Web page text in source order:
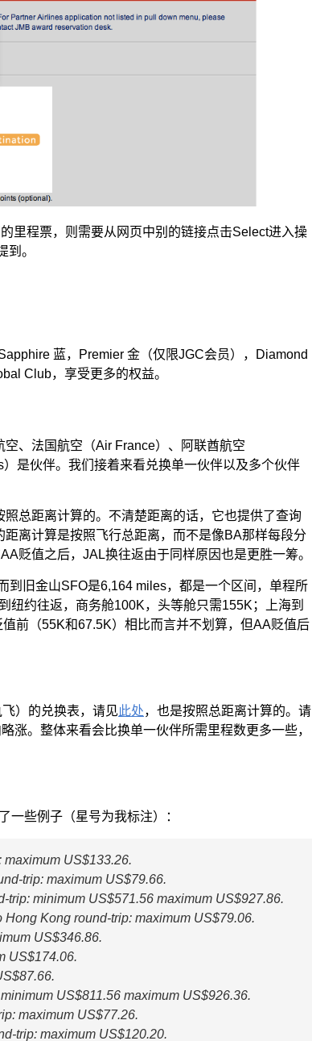
里程票，则需要从网页中别的链接点击Select进入操
到。
蓝，Premier 金（仅限JGC会员），Diamond
Club，享受更多的权益。
、法国航空（Air France）、阿联酋航空
是伙伴。我们接着来看兑换单一伙伴以及多个伙伴
照总距离计算的。不清楚距离的话，它也提供了查询
离计算是按照飞行总距离，而不是像BA那样每段分
贬值之后，JAL换往返由于同样原因也是更胜一筹。
旧金山SFO是6,164 miles，都是一个区间，单程所
纽约往返，商务舱100K，头等舱只需155K；上海到
前（55K和67.5K）相比而言并不划算，但AA贬值后
）的兑换表，请见此处，也是按照总距离计算的。请
涨。整体来看会比换单一伙伴所需里程数更多一些，
一些例子（星号为我标注）：
maximum US$133.26.
trip: maximum US$79.66.
trip: minimum US$571.56 maximum US$927.86.
Kong round-trip: maximum US$79.06.
US$346.86.
US$174.06.
US$811.56 maximum US$926.36.
maximum US$77.26.
trip: maximum US$120.20.